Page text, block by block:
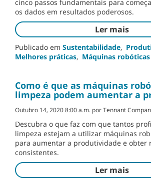
cinco passos fundamentais para
os dados em resultados poderosos.
Ler mais
Publicado em Sustentabilidade,
Melhores práticas, Máquinas
Como é que as máquinas
limpeza podem aumentar a
Outubro 14, 2020 8:00 a.m. por Tennant
Descubra o que faz com que tantos
limpeza estejam a utilizar máquinas
para aumentar a produtividade e obter
consistentes.
Ler mais